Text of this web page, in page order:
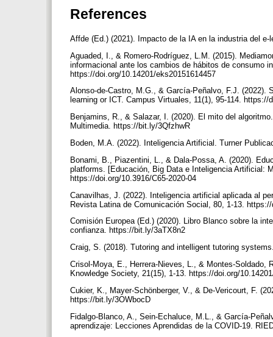
References
Affde (Ed.) (2021). Impacto de la IA en la industria del
Aguaded, I., & Romero-Rodríguez, L.M. (2015).
informacional ante los cambios de hábitos de consumo
https://doi.org/10.14201/eks20151614457
Alonso-de-Castro, M.G., & García-Peñalvo, F.J. (2022).
learning or ICT. Campus Virtuales, 11(1), 95-114.
Benjamins, R., & Salazar, I. (2020). El mito del
Multimedia. https://bit.ly/3QfzhwR
Boden, M.A. (2022). Inteligencia Artificial. Turner
Bonami, B., Piazentini, L., & Dala-Possa, A. (2020).
platforms. [Educación, Big Data e Inteligencia Artificial:
https://doi.org/10.3916/C65-2020-04
Canavilhas, J. (2022). Inteligencia artificial aplicada al
Revista Latina de Comunicación Social, 80, 1-13.
Comisión Europea (Ed.) (2020). Libro Blanco sobre la
confianza. https://bit.ly/3aTX8n2
Craig, S. (2018). Tutoring and intelligent tutoring
Crisol-Moya, E., Herrera-Nieves, L., & Montes-Soldado,
Knowledge Society, 21(15), 1-13. https://doi.org/
Cukier, K., Mayer-Schönberger, V., & De-Vericourt, F.
https://bit.ly/3OWbocD
Fidalgo-Blanco, A., Sein-Echaluce, M.L., & García-
aprendizaje: Lecciones Aprendidas de la COVID-19.